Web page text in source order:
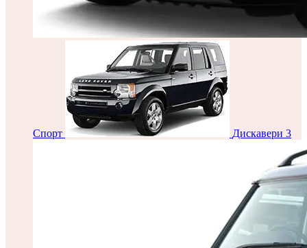
Спорт Дискавери 3